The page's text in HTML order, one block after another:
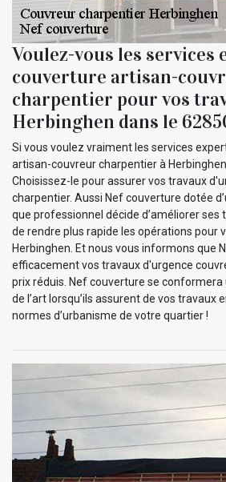
Voulez-vous les services
couverture artisan-
charpentier pour vos
Herbinghen dans le
Si vous voulez vraiment les services
artisan-couvreur charpentier à
Choisissez-le pour assurer vos travaux
charpentier. Aussi Nef couverture dotée
que professionnel décide d’améliorer ses
de rendre plus rapide les opérations pour
Herbinghen. Et nous vous informons que
efficacement vos travaux d'urgence
prix réduis. Nef couverture se
de l’art lorsqu’ils assurent de vos travaux
normes d’urbanisme de votre quartier !